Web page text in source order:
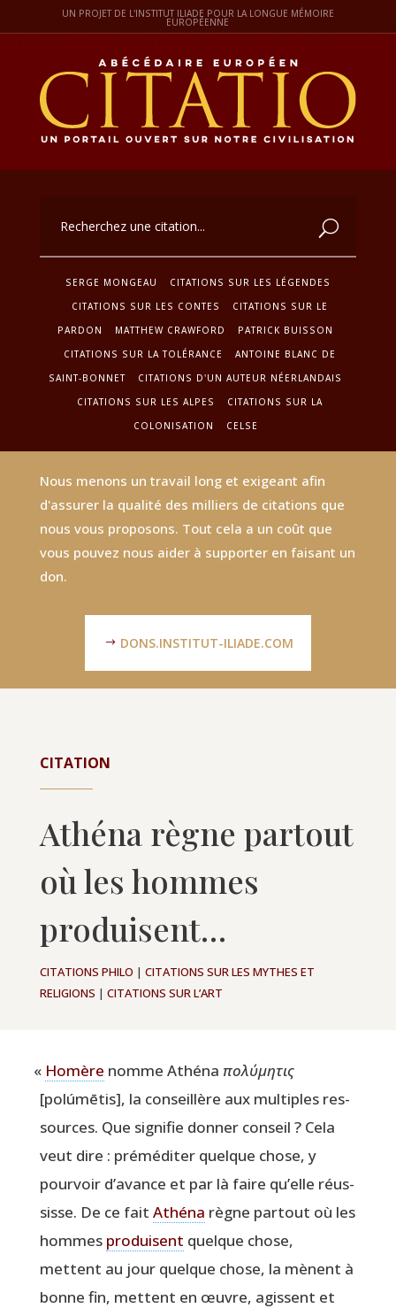
UN PROJET DE L'INSTITUT ILIADE POUR LA LONGUE MÉMOIRE
EUROPÉENNE
SERGE MONGEAU
CITATIONS SUR LES LÉGENDES
CITATIONS SUR LES CONTES
CITATIONS SUR LE
PARDON
MATTHEW CRAWFORD
PATRICK BUISSON
CITATIONS SUR LA TOLÉRANCE
ANTOINE BLANC DE
SAINT-BONNET
CITATIONS D'UN AUTEUR NÉERLANDAIS
CITATIONS SUR LES ALPES
CITATIONS SUR LA
COLONISATION
CELSE
Nous menons un travail long et exigeant afin
d'assurer la qualité des milliers de citations que
nous vous proposons. Tout cela a un coût que
vous pouvez nous aider à supporter en faisant un
don.
DONS.INSTITUT-ILIADE.COM
CITATION
Athéna règne partout
où les hommes
produisent…
CITATIONS PHILO | CITATIONS SUR LES MYTHES ET
RELIGIONS | CITATIONS SUR L’ART
« Homère nomme Athé­na πολύμητις
[polúmē­tis], la conseillère aux mul­tiples res­
sources. Que signi­fie don­ner conseil ? Cela
veut dire : pré­mé­di­ter quelque chose, y
pour­voir d’avance et par là faire qu’elle réus­
sisse. De ce fait Athé­na règne par­tout où les
hommes pro­duisent quelque chose,
mettent au jour quelque chose, la mènent à
bonne fin, mettent en œuvre, agissent et